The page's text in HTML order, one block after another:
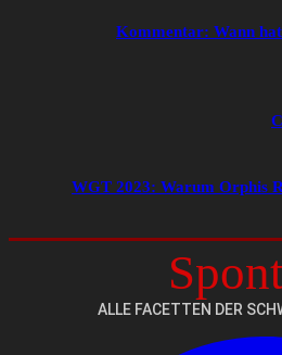
Kommentar: Wann
WGT 2023: Warum Orphis
ALLE FACETTEN DER